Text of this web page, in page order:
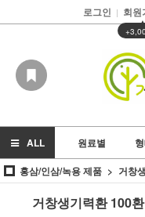
로그인 | 회원
ALL 원료별
홍삼/인삼/녹용 제품
거창
거창생기력환 100환